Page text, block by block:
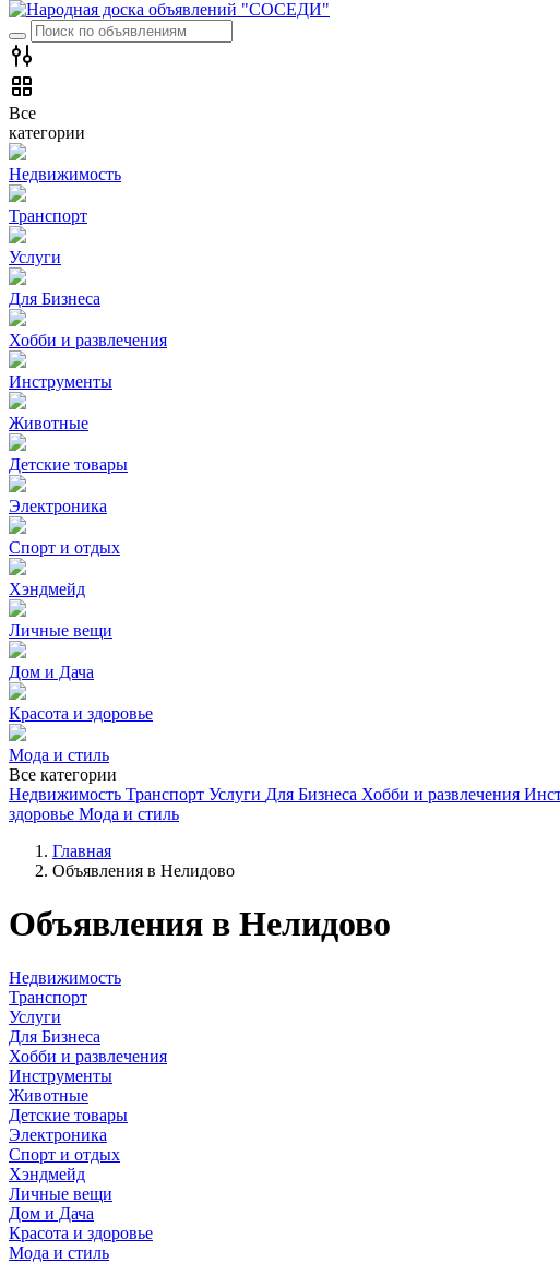
Все
категории
Недвижимость
Транспорт
Услуги
Для Бизнеса
Хобби и развлечения
Инструменты
Животные
Детские товары
Электроника
Спорт и отдых
Хэндмейд
Личные вещи
Дом и Дача
Красота и здоровье
Мода и стиль
Все категории
Недвижимость Транспорт Услуги Для Бизнеса Хобби и развлечения
здоровье Мода и стиль
Главная
Объявления в Нелидово
Объявления в Нелидово
Недвижимость
Транспорт
Услуги
Для Бизнеса
Хобби и развлечения
Инструменты
Животные
Детские товары
Электроника
Спорт и отдых
Хэндмейд
Личные вещи
Дом и Дача
Красота и здоровье
Мода и стиль